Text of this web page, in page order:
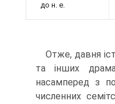
до н. е.
Отже, давня
та інших
насамперед з
численних